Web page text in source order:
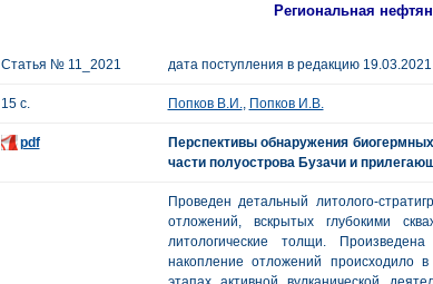
Региональная
Статья № 11_2021 дата поступления в редакцию
15 с. Попков В.И., Попков И.В.
pdf
Перспективы обнаружения
части полуострова Бузачи и
Проведен детальный литолого-
отложений, вскрытых глубокими
литологические толщи.
накопление отложений происходило